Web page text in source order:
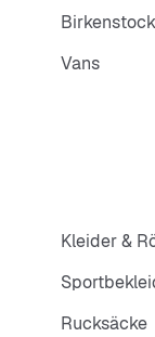
Birkenstock
Vans
Kleider &
Rucksäcke